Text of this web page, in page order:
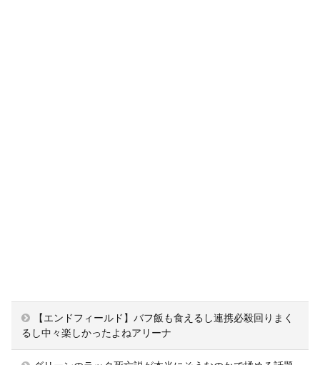
【エンドフィールド】バフ飯も食えるし連携必殺回りまく
るし中々楽しかったよねアリーナ